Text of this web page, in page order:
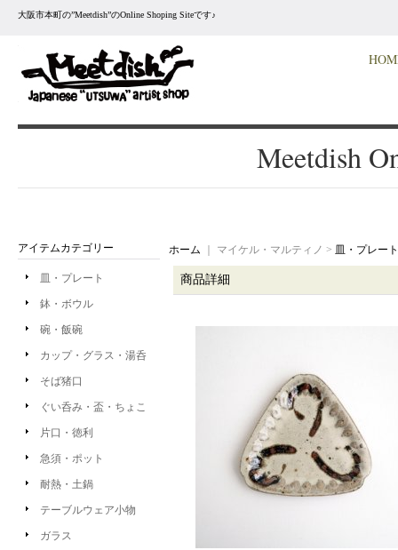
大阪市本町の”Meetdish”のOnline Shoping Siteです♪
Meetdish
アイテムカテゴリー
皿・プレート
鉢・ボウル
碗・飯碗
カップ・グラス・湯呑
そば猪口
ぐい呑み・盃・ちょこ
片口・徳利
急須・ポット
耐熱・土鍋
テーブルウェア小物
ガラス
ホーム ｜ マイケル・マルティノ > 皿・プレート
商品詳細